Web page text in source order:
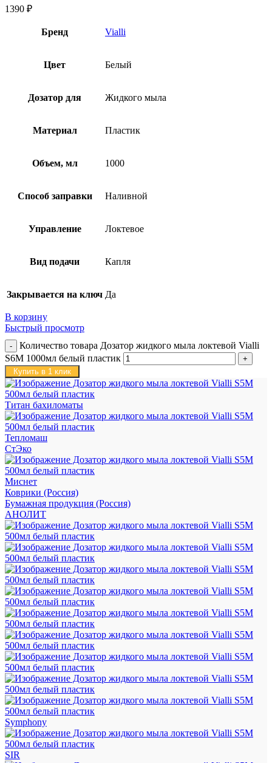
1390 ₽
Бренд Vialli
Цвет Белый
Дозатор для Жидкого мыла
Материал Пластик
Объем, мл 1000
Способ заправки Наливной
Управление Локтевое
Вид подачи Капля
Закрывается на ключ Да
В корзину
Быстрый просмотр
Количество товара Дозатор жидкого мыла локтевой Vialli
S6M 1000мл белый пластик
Купить в 1 клик
Титан бахиломаты
Тепломаш
СтЭко
Миснет
Коврики (Россия)
Бумажная продукция (Россия)
АНОЛИТ
Symphony
SIR